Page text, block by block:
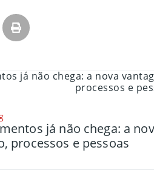
já não chega: a
processos e pessoas